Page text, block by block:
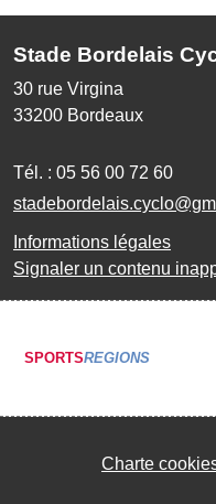
Stade Bordelais
30 rue Virgina
33200 Bordeaux
Tél. : 05 56 00 72 60
Informations légales
Signaler un contenu
SPORTSREGIONS
Charte